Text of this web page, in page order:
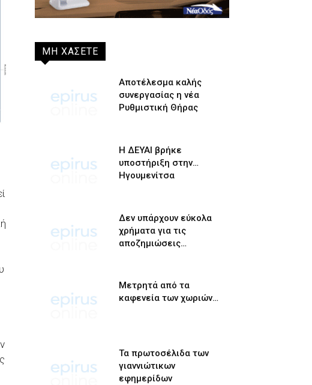
ΜΗ ΧΑΣΕΤΕ
Αποτέλεσμα καλής
συνεργασίας η νέα
Ρυθμιστική Θήρας
Η ΔΕΥΑΙ βρήκε
υποστήριξη στην…
Ηγουμενίτσα
Δεν υπάρχουν εύκολα
χρήματα για τις
αποζημιώσεις…
Μετρητά από τα
καφενεία των χωριών…
Τα πρωτοσέλιδα των
γιαννιώτικων
εφημερίδων